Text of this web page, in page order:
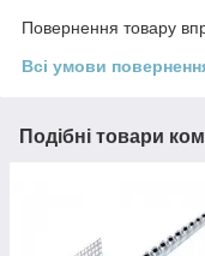
Повернення товару
Всі умови
Подібні товари